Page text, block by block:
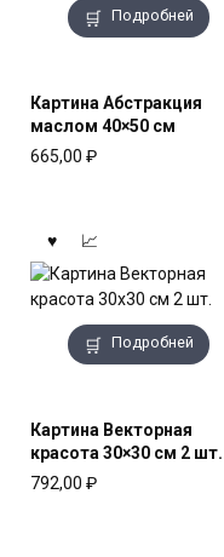
Подробней
Картина Абстракция
маслом 40×50 см
665,00 ₽
Подробней
Картина Векторная
красота 30×30 см 2 шт.
792,00 ₽